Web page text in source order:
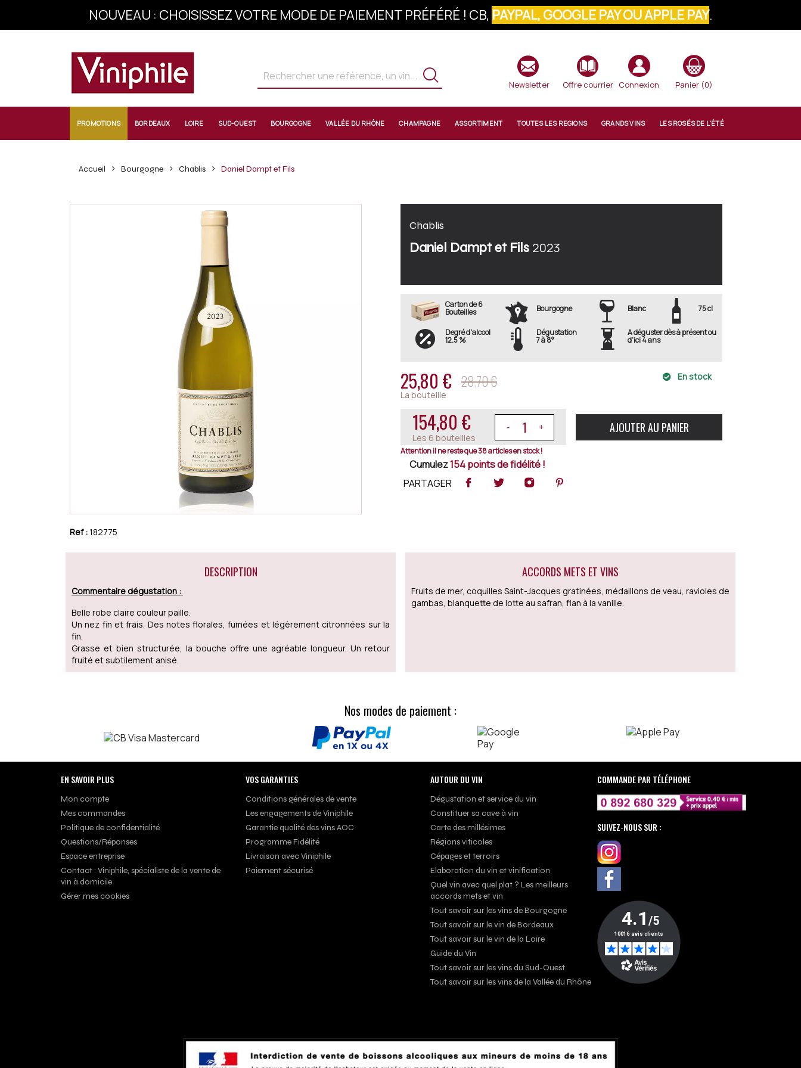
NOUVEAU : CHOISISSEZ VOTRE MODE DE PAIEMENT PRÉFÉRÉ ! CB, PAYPAL, GOOGLE PAY OU APPLE PAY.
Newsletter Offre courrier Connexion Panier (0)
PROMOTIONS BORDEAUX LOIRE SUD-OUEST BOURGOGNE VALLÉE DU RHÔNE CHAMPAGNE ASSORTIMENT TOUTES LES REGIONS GRANDS VINS LES ROSÉS DE L'ÉTÉ
Accueil Bourgogne Chablis Daniel Dampt et Fils
Ref :182775
Chablis
Daniel Dampt et Fils 2023
Carton de 6
Bouteilles Bourgogne Blanc 75 cl
Degré d'alcool
12.5 %
Dégustation
7 à 8°
A déguster dès à présent ou
d'ici 4 ans
25,80 €
La bouteille
28,70 € En stock
154,80 €
Les 6 bouteilles
AJOUTER AU PANIER
Attention il ne reste que 38 articles en stock !
Cumulez154 points de fidélité !
PARTAGER
DESCRIPTION
Commentaire dégustation :
Belle robe claire couleur paille.
Un nez fin et frais. Des notes florales, fumées et légèrement citronnées sur la
fin.
Grasse et bien structurée, la bouche offre une agréable longueur. Un retour
fruité et subtilement anisé.
ACCORDS METS ET VINS
Fruits de mer, coquilles Saint-Jacques gratinées, médaillons de veau, ravioles de
gambas, blanquette de lotte au safran, flan à la vanille.
Nos modes de paiement :
EN SAVOIR PLUS
Mon compte
Mes commandes
Politique de confidentialité
Questions/Réponses
Espace entreprise
Contact : Viniphile, spécialiste de la vente de
vin à domicile
Gérer mes cookies
VOS GARANTIES
Conditions générales de vente
Les engagements de Viniphile
Garantie qualité des vins AOC
Programme Fidélité
Livraison avec Viniphile
Paiement sécurisé
AUTOUR DU VIN
Dégustation et service du vin
Constituer sa cave à vin
Carte des millésimes
Régions viticoles
Cépages et terroirs
Elaboration du vin et vinification
Quel vin avec quel plat ? Les meilleurs
accords mets et vin
Tout savoir sur les vins de Bourgogne
Tout savoir sur le vin de Bordeaux
Tout savoir sur le vin de la Loire
Guide du Vin
Tout savoir sur les vins du Sud-Ouest
Tout savoir sur les vins de la Vallée du Rhône
COMMANDE PAR TÉLÉPHONE
SUIVEZ-NOUS SUR :